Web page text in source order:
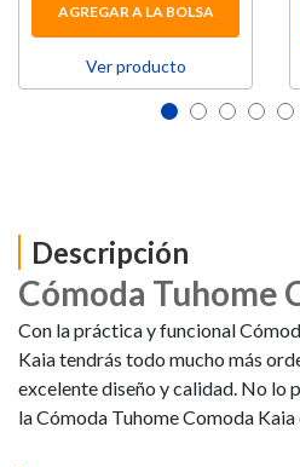
AGREGAR A LA BOLSA
Ver producto
Descripción
Cómoda Tuhome
Con la práctica y funcional
Kaia tendrás todo mucho más
excelente diseño y calidad. No lo
la Cómoda Tuhome Comoda